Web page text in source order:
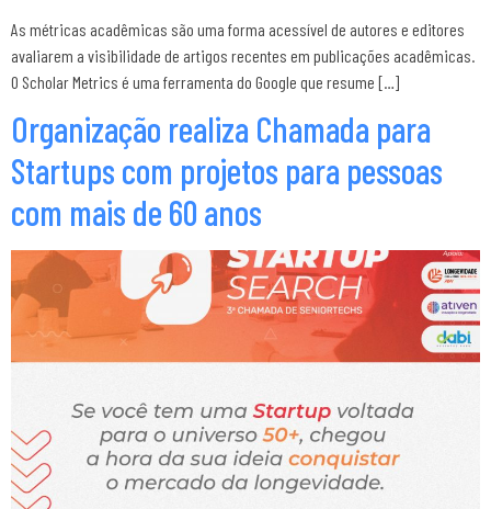
As métricas acadêmicas são uma forma acessível de autores e editores
avaliarem a visibilidade de artigos recentes em publicações acadêmicas.
O Scholar Metrics é uma ferramenta do Google que resume […]
Organização realiza Chamada para
Startups com projetos para pessoas
com mais de 60 anos